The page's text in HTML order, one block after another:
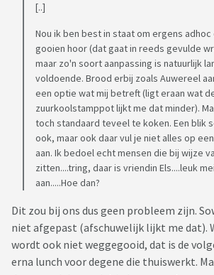
[..]
Nou ik ben best in staat om ergens
gooien hoor (dat gaat in reeds gevulde
maar zo'n soort aanpassing is natuurlijk
voldoende. Brood erbij zoals Auwereel
een optie wat mij betreft (ligt eraan wat
zuurkoolstamppot lijkt me dat minder).
toch standaard teveel te koken. Een blik
ook, maar ook daar vul je niet alles op
aan. Ik bedoel echt mensen die bij wijze
zitten....tring, daar is vriendin Els....leuk
aan.....Hoe dan?
Dit zou bij ons dus geen probleem zijn.
niet afgepast (afschuwelijk lijkt me dat).
wordt ook niet weggegooid, dat is de
erna lunch voor degene die thuiswerkt.